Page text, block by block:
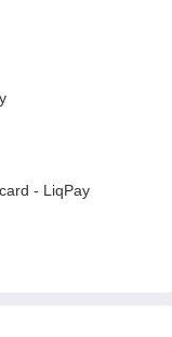
- LiqPay